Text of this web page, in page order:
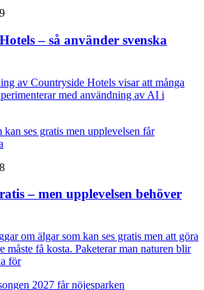
– så använder svenska
av Countryside Hotels visar att många
med användning av AI i
– men upplevelsen behöver
om älgar som kan ses gratis men att göra
måste få kosta. Paketerar man naturen blir
för